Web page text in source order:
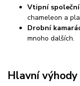
Vtipní
chameleon a
Drobní
mnoho dalších.
Hlavní